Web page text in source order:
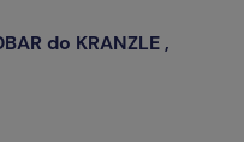
do KRANZLE ,